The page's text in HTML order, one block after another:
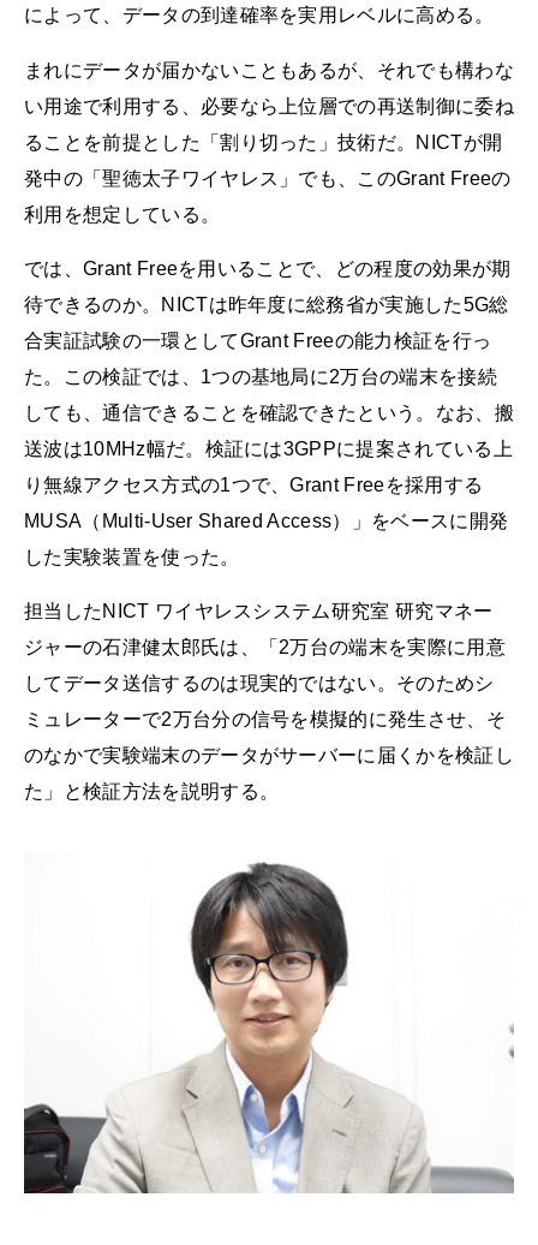
によって、データの到達確率を実用レベルに高める。
まれにデータが届かないこともあるが、それでも構わな
い用途で利用する、必要なら上位層での再送制御に委ね
ることを前提とした「割り切った」技術だ。NICTが開
発中の「聖徳太子ワイヤレス」でも、このGrant Freeの
利用を想定している。
では、Grant Freeを用いることで、どの程度の効果が期
待できるのか。NICTは昨年度に総務省が実施した5G総
合実証試験の一環としてGrant Freeの能力検証を行っ
た。この検証では、1つの基地局に2万台の端末を接続
しても、通信できることを確認できたという。なお、搬
送波は10MHz幅だ。検証には3GPPに提案されている上
り無線アクセス方式の1つで、Grant Freeを採用する
MUSA（Multi-User Shared Access）」をベースに開発
した実験装置を使った。
担当したNICT ワイヤレスシステム研究室 研究マネー
ジャーの石津健太郎氏は、「2万台の端末を実際に用意
してデータ送信するのは現実的ではない。そのためシ
ミュレーターで2万台分の信号を模擬的に発生させ、そ
のなかで実験端末のデータがサーバーに届くかを検証し
た」と検証方法を説明する。